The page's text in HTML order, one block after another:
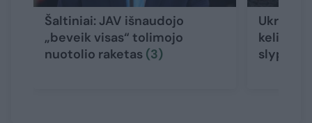
Šaltiniai: JAV išnaudojo
„beveik visas“ tolimojo
nuotolio raketas (3)
keliantis
slypi